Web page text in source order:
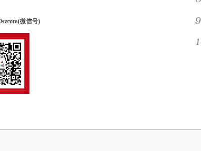
微信号)